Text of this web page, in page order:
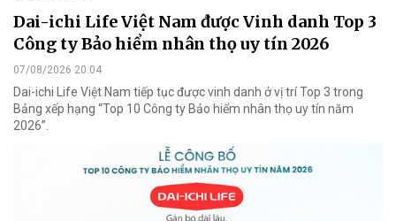
Dai-ichi Life Việt Nam được Vinh danh Top 3
Công ty Bảo hiểm nhân thọ uy tín 2026
07/08/2026 20:04
Dai-ichi Life Việt Nam tiếp tục được vinh danh ở vị trí Top 3 trong
Bảng xếp hạng “Top 10 Công ty Bảo hiểm nhân thọ uy tín năm
2026”.